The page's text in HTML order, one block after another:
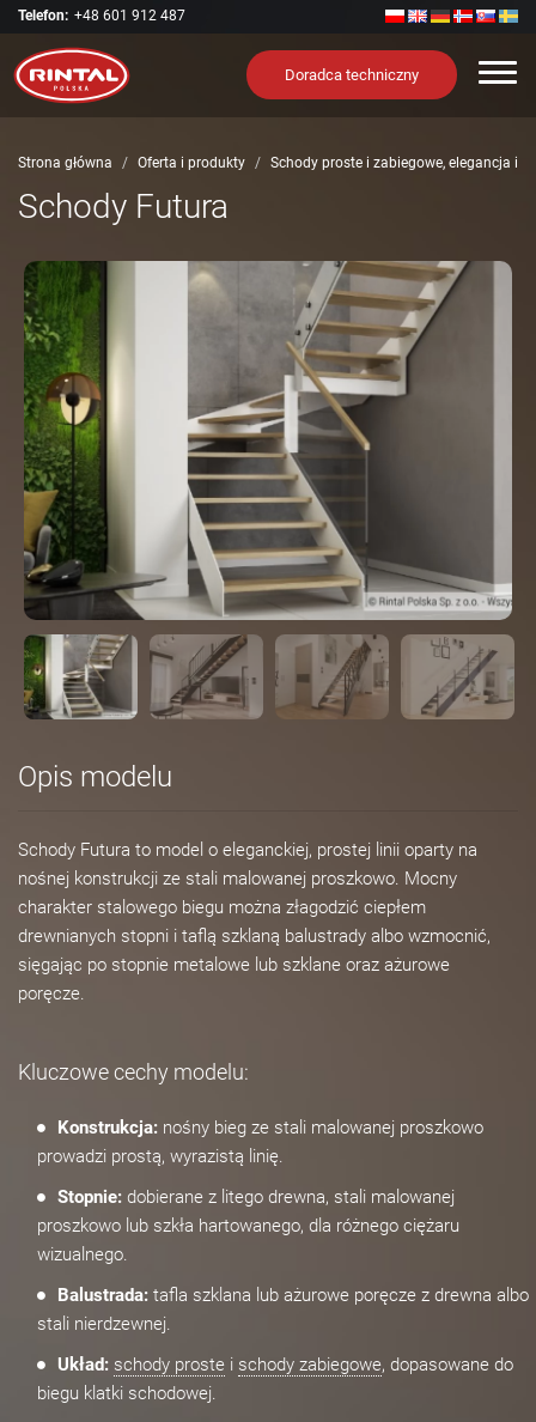
Telefon: +48 601 912 487
Doradca techniczny
Strona główna Oferta i produkty Schody proste i zabiegowe, elegancja i
Schody Futura
Opis modelu
Schody Futura to model o eleganckiej, prostej linii oparty na
nośnej konstrukcji ze stali malowanej proszkowo. Mocny
charakter stalowego biegu można złagodzić ciepłem
drewnianych stopni i taflą szklaną balustrady albo wzmocnić,
sięgając po stopnie metalowe lub szklane oraz ażurowe
poręcze.
Kluczowe cechy modelu:
Konstrukcja: nośny bieg ze stali malowanej proszkowo
prowadzi prostą, wyrazistą linię.
Stopnie: dobierane z litego drewna, stali malowanej
proszkowo lub szkła hartowanego, dla różnego ciężaru
wizualnego.
Balustrada: tafla szklana lub ażurowe poręcze z drewna albo
stali nierdzewnej.
Układ: schody proste i schody zabiegowe, dopasowane do
biegu klatki schodowej.